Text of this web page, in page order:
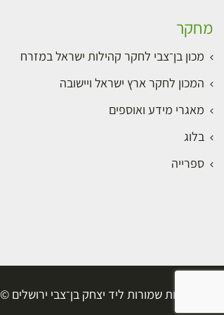
מחקר
מכון בן־צבי לחקר קהילות ישראל במזרח
המכון לחקר ארץ ישראל ויישובה
מאגרי מידע ואוספים
בלוג
ספרייה
כל הזכויות שמורות ליד יצחק בן־צבי ירושלים ©